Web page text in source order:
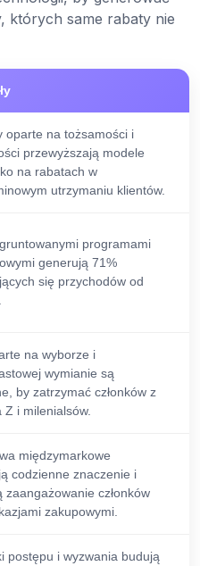
których same rabaty nie
oparte na tożsamości i
przewyższają modele
na rabatach w
utrzymaniu klientów.
programami
generują 71%
się przychodów od
na wyborze i
wymianie są
by zatrzymać członków z
Z i milenialsów.
międzymarkowe
codzienne znaczenie i
zaangażowanie członków
zakupowymi.
postępu i wyzwania budują